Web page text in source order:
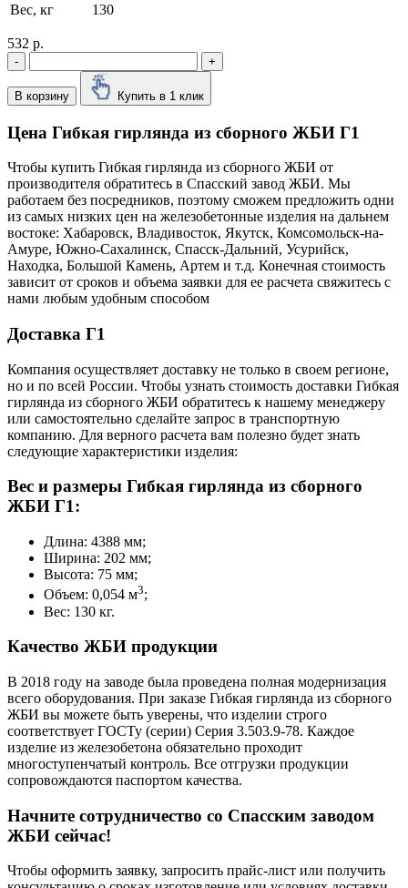
Вес, кг 130
532 р.
- +
В корзину Купить в 1 клик
Цена Гибкая гирлянда из сборного ЖБИ Г1
Чтобы купить Гибкая гирлянда из сборного ЖБИ от
производителя обратитесь в Cпасский завод ЖБИ. Мы
работаем без посредников, поэтому сможем предложить одни
из самых низких цен на железобетонные изделия на дальнем
востоке: Хабаровск, Владивосток, Якутск, Комсомольск-на-
Амуре, Южно-Сахалинск, Спасск-Дальний, Усурийск,
Находка, Большой Камень, Артем и т.д. Конечная стоимость
зависит от сроков и объема заявки для ее расчета свяжитесь с
нами любым удобным способом
Доставка Г1
Компания осуществляет доставку не только в своем регионе,
но и по всей России. Чтобы узнать стоимость доставки Гибкая
гирлянда из сборного ЖБИ обратитесь к нашему менеджеру
или самостоятельно сделайте запрос в транспортную
компанию. Для верного расчета вам полезно будет знать
следующие характеристики изделия:
Вес и размеры Гибкая гирлянда из сборного
ЖБИ Г1:
Длина: 4388 мм;
Ширина: 202 мм;
Высота: 75 мм;
Объем: 0,054 м3;
Вес: 130 кг.
Качество ЖБИ продукции
В 2018 году на заводе была проведена полная модернизация
всего оборудования. При заказе Гибкая гирлянда из сборного
ЖБИ вы можете быть уверены, что изделии строго
соответствует ГОСТу (серии) Серия 3.503.9-78. Каждое
изделие из железобетона обязательно проходит
многоступенчатый контроль. Все отгрузки продукции
сопровождаются паспортом качества.
Начните сотрудничество со Cпасским заводом
ЖБИ сейчас!
Чтобы оформить заявку, запросить прайс-лист или получить